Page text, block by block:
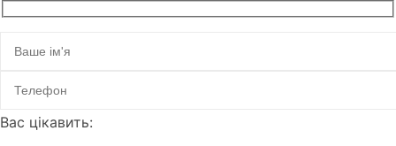
Вас цікавить: